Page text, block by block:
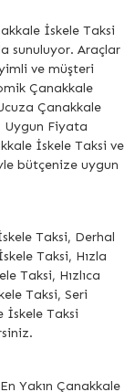
İskele Taksi
sunuluyor. Araçlar
ve müşteri
Çanakkale
Çanakkale
Uygun Fiyata
İskele Taksi ve
bütçenize uygun
Taksi, Derhal
Taksi, Hızla
Taksi, Hızlıca
Taksi, Seri
İskele Taksi
Yakın Çanakkale